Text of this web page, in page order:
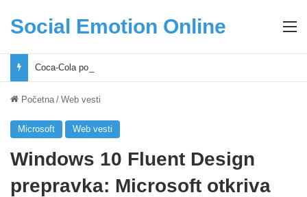
Social Emotion Online
Početna / Web vesti
Microsoft Web vesti
Windows 10 Fluent Design
prepravka: Microsoft otkriva